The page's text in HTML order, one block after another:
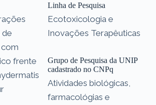
de
com
frente
Linha de Pesquisa
Ecotoxicologia e
Inovações Terapêuticas
Grupo de Pesquisa da UNIP
cadastrado no CNPq
Atividades biológicas,
farmacológias e